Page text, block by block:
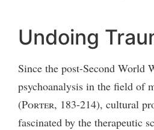
Undoing
Since the post-Second World
psychoanalysis in the field of
(Porter, 183-214), cultural
fascinated by the therapeutic